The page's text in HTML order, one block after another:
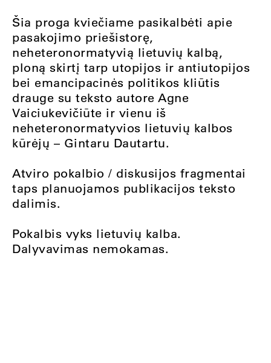
Šia proga kviečiame pasikalbėti apie
pasakojimo priešistorę,
neheteronormatyvią lietuvių kalbą,
ploną skirtį tarp utopijos ir antiutopijos
bei emancipacinės politikos kliūtis
drauge su teksto autore Agne
Vaiciukevičiūte ir vienu iš
neheteronormatyvios lietuvių kalbos
kūrėjų – Gintaru Dautartu.
Atviro pokalbio / diskusijos fragmentai
taps planuojamos publikacijos teksto
dalimis.
Pokalbis vyks lietuvių kalba.
Dalyvavimas nemokamas.